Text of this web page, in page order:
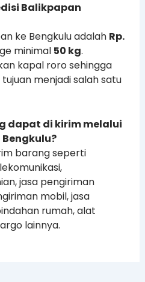
Balikpapan
ke Bengkulu adalah Rp.
minimal 50 kg.
kapal roro sehingga
menjadi salah satu
dapat di kirim melalui
barang seperti
jasa pengiriman
mobil, jasa
rumah, alat
lainnya.